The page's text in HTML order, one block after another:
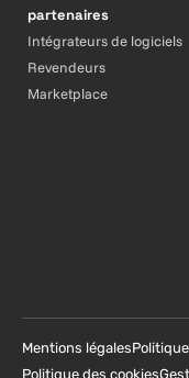
partenaires
Intégrateurs de logiciels
Revendeurs
Marketplace
Mentions légales
Politique des cookies